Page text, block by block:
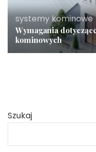
systemy kominowe
Wymagania
kominowych
Szukaj